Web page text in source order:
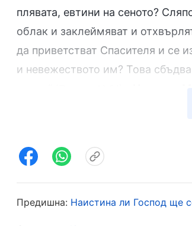
плявата, евтини на сеното?
облак и заклеймяват и
да приветстват Спасителя и се
и невежеството им? Това
нарича Христос, а Христос е
въплъщението на Духа. Той има
Предишна: Наистина ли Господ ще